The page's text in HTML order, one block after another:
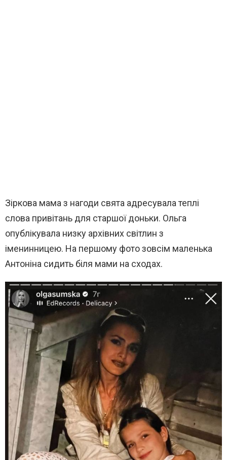
Зіркова мама з нагоди свята адресувала теплі
слова привітань для старшої доньки. Ольга
опублікувала низку архівних світлин з
іменинницею. На першому фото зовсім маленька
Антоніна сидить біля мами на сходах.